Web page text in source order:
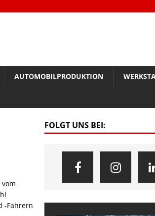
AUTOMOBILPRODUKTION
-Fahrern
FOLGT UNS BEI: